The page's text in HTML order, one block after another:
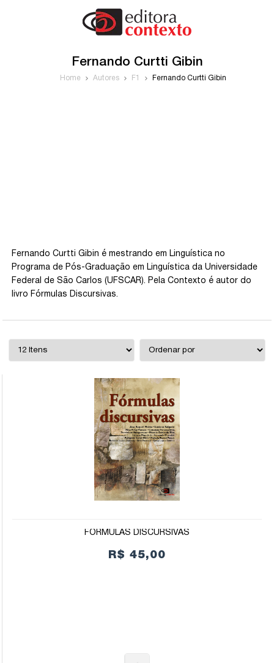
Fernando Curtti Gibin
Home Autores F1 Fernando Curtti Gibin
Fernando Curtti Gibin é mestrando em Linguística no
Programa de Pós-Graduação em Linguística da Universidade
Federal de São Carlos (UFSCAR). Pela Contexto é autor do
livro Fórmulas Discursivas.
FÓRMULAS DISCURSIVAS
R$ 45,00